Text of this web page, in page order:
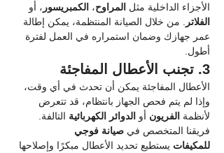
الأجزاء الداخلية مثل المراوح، الكمبريسور ، أو
الفلاتر
. من خلال الصيانة المنتظمة، يمكن إطالة
عمر جهازك وضمان استمراره في العمل لفترة
أطول.
3. تجنب الأعطال المفاجئة
الأعطال المفاجئة يمكن أن تحدث في أي وقت،
وإذا لم يتم فحص الجهاز بانتظام، قد تتعرض
لأنظمة الفريون أو الدوائر الكهربائية التالفة.
فريقنا المتخصص في صيانة فوجي
للمكيفات يستطيع تحديد الأعطال مبكرًا وإصلاحها